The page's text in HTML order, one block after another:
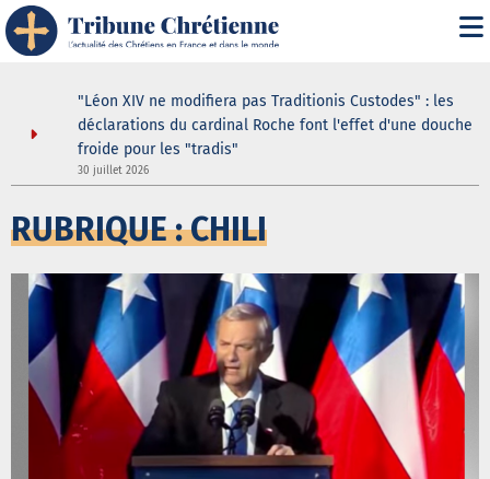
son
"Léon XIV ne modifiera pas Traditionis Custodes" : les
déclarations du cardinal Roche font l'effet d'une douche
froide pour les "tradis"
30 juillet 2026
RUBRIQUE : CHILI